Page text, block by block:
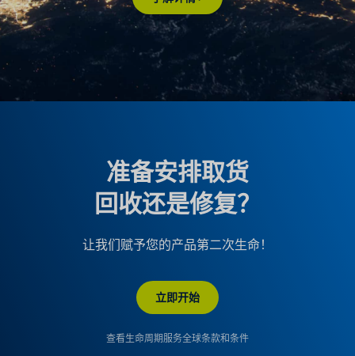
准备安排取货
回收还是修复？
让我们赋予您的产品第二次生命！
立即开始
查看生命周期服务全球条款和条件